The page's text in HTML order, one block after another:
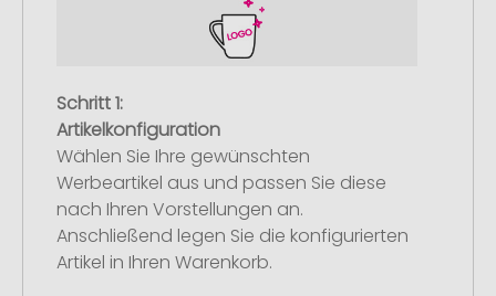
Schritt 1:
Artikelkonfiguration
Wählen Sie Ihre gewünschten
Werbeartikel aus und passen Sie diese
nach Ihren Vorstellungen an.
Anschließend legen Sie die konfigurierten
Artikel in Ihren Warenkorb.